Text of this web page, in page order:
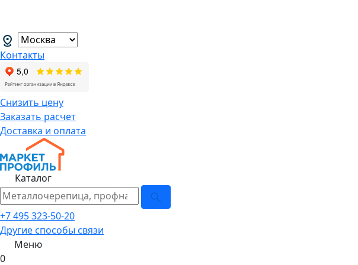
Контакты
Снизить цену
Заказать расчет
Доставка и оплата
Каталог
+7 495 323-50-20
Другие способы связи
Меню
0